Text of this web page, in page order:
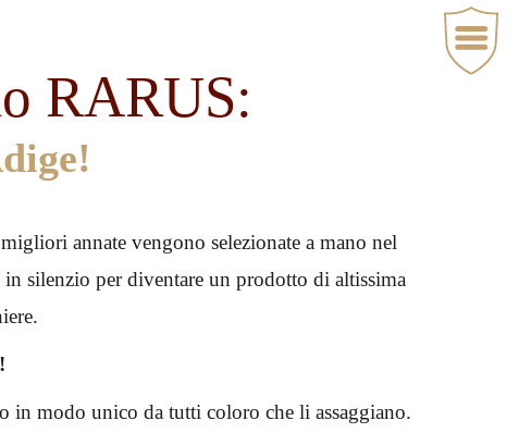
RARUS:
annate vengono selezionate a mano nel
silenzio per diventare un prodotto di altissima
in modo unico da tutti coloro che li assaggiano.